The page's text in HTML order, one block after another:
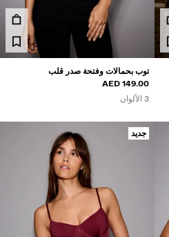
توب بحمالات وفتحة صدر قلب
149.00 AED
3 الألوان
جديد